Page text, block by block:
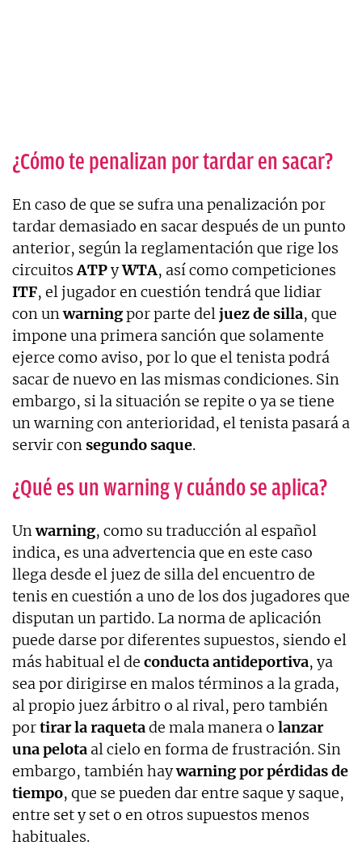
¿Cómo te penalizan por tardar en sacar?
En caso de que se sufra una penalización por
tardar demasiado en sacar después de un punto
anterior, según la reglamentación que rige los
circuitosATPyWTA, así como competiciones
ITF, el jugador en cuestión tendrá que lidiar
con unwarningpor parte deljuez de silla, que
impone una primera sanción que solamente
ejerce como aviso, por lo que el tenista podrá
sacar de nuevo en las mismas condiciones. Sin
embargo, si la situación se repite o ya se tiene
un warning con anterioridad, el tenista pasará a
servir consegundo saque.
¿Qué es un warning y cuándo se aplica?
Unwarning, como su traducción al español
indica, es una advertencia que en este caso
llega desde el juez de silla del encuentro de
tenis en cuestión a uno de los dos jugadores que
disputan un partido. La norma de aplicación
puede darse por diferentes supuestos, siendo el
más habitual el de conducta antideportiva, ya
sea por dirigirse en malos términos a la grada,
al propio juez árbitro o al rival, pero también
portirar la raquetade mala manera o lanzar
una pelota al cielo en forma de frustración. Sin
embargo, también haywarning por pérdidas de
tiempo, que se pueden dar entre saque y saque,
entre set y set o en otros supuestos menos
habituales.